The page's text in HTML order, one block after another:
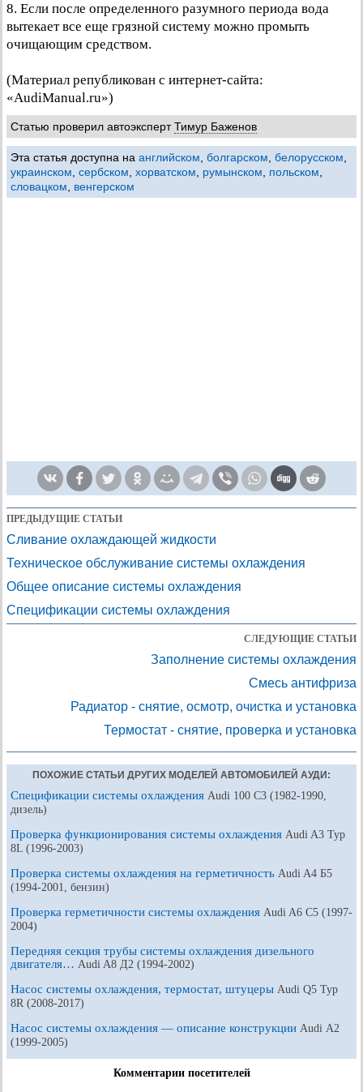
8. Если после определенного разумного периода вода
вытекает все еще грязной систему можно промыть
очищающим средством.
(Материал републикован с интернет-сайта:
«AudiManual.ru»)
Статью проверил автоэкспертТимур Баженов
Эта статья доступна на английском болгарском белорусском
украинском сербском хорватском румынском польском
словацком
венгерском
ПРЕДЫДУЩИЕ СТАТЬИ
Сливание охлаждающей жидкости
Техническое обслуживание системы охлаждения
Общее описание системы охлаждения
Спецификации системы охлаждения
СЛЕДУЮЩИЕ СТАТЬИ
Заполнение системы охлаждения
Смесь антифриза
Радиатор - снятие, осмотр, очистка и установка
Термостат - снятие, проверка и установка
ПОХОЖИЕ СТАТЬИ ДРУГИХ МОДЕЛЕЙ АВТОМОБИЛЕЙ АУДИ:
Спецификации системы охлаждения Audi 100 С3 (1982-1990,
дизель)
Проверка функционирования системы охлаждения Audi A3 Typ
8L (1996-2003)
Проверка системы охлаждения на герметичность Audi A4 Б5
(1994-2001, бензин)
Проверка герметичности системы охлаждения Audi A6 С5 (1997-
2004)
Передняя секция трубы системы охлаждения дизельного
двигателя… Audi A8 Д2 (1994-2002)
Насос системы охлаждения, термостат, штуцеры Audi Q5 Typ
8R (2008-2017)
Насос системы охлаждения — описание конструкции Audi А2
(1999-2005)
Комментарии посетителей